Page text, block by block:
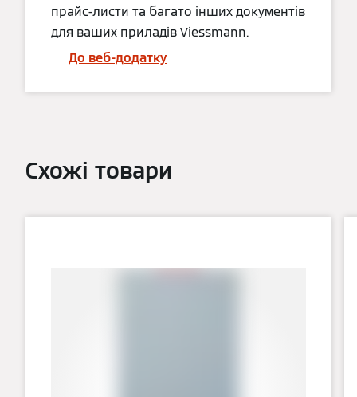
прайс-листи та багато інших документів
для ваших приладів Viessmann.
До веб-додатку
Схожі товари